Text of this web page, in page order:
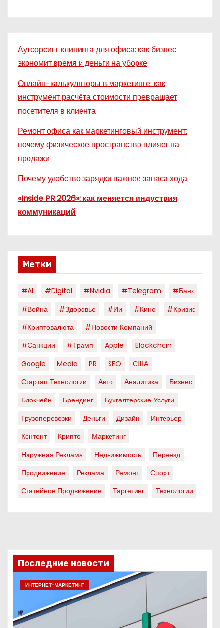
Аутсорсинг клининга для офиса: как бизнес
экономит время и деньги на уборке
Онлайн-калькуляторы в маркетинге: как
инструмент расчёта стоимости превращает
посетителя в клиента
Ремонт офиса как маркетинговый инструмент:
почему физическое пространство влияет на
продажи
Почему удобство зарядки важнее запаса хода
«Inside PR 2026»: как меняется индустрия
коммуникаций
Метки
#AI #digital #nvidia #telegram
#банк
#война
#здоровье #ии #кино
#кризис
#криптовалюта
#новости Компаний
#санкции
#трамп Apple
Blockchain
Google
Media PR SEO
США
Стартап Технологии
Авто Аналитика
Бизнес
Блокчейн
Брендинг
Бухгалтерские Услуги
Грузоперевозки
Деньги Дизайн
Интерьер
Контент
Крипто
Маркетинг
Наружная Реклама
Недвижимость
Переезд
Продвижение
Реклама Ремонт
Спорт
Статейное Продвижение
Таргетинг Технологии
Последние новости
ИНТЕРНЕТ-МАРКЕТИНГ